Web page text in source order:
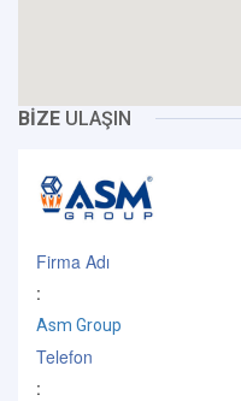
BİZE ULAŞIN
Firma Adı
:
Asm Group
Telefon
: